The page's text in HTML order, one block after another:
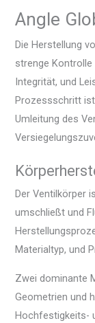
Angle
Die Herstellung
strenge
Integrität, und
Prozessschritt
Umleitung des
Der Ventilkörper
umschließt und
Materialtyp, und
Zwei dominante
Geometrien und
Hochfestigkeits-